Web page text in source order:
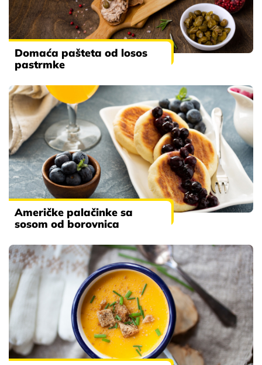
Domaća pašteta od losos
pastrmke
Američke palačinke sa
sosom od borovnica